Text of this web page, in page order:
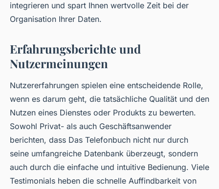
integrieren und spart Ihnen wertvolle Zeit bei der
Organisation Ihrer Daten.
Erfahrungsberichte und
Nutzermeinungen
Nutzererfahrungen spielen eine entscheidende Rolle,
wenn es darum geht, die tatsächliche Qualität und den
Nutzen eines Dienstes oder Produkts zu bewerten.
Sowohl Privat- als auch Geschäftsanwender
berichten, dass Das Telefonbuch nicht nur durch
seine umfangreiche Datenbank überzeugt, sondern
auch durch die einfache und intuitive Bedienung. Viele
Testimonials heben die schnelle Auffindbarkeit von